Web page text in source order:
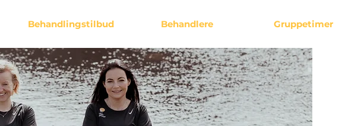
Behandlingstilbud Behandlere Gruppetimer